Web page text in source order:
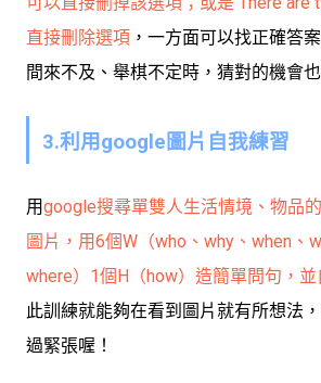
直接刪除選項 ，一方面可以找正確答
間來不及、舉棋不定時，猜對的機會
3.利用google圖片自我練習
用google搜尋單雙人生活情境、物品
圖片，用6個W（who、why、when、
where）1個H（how）造簡單問句，
此訓練就能夠在看到圖片就有所想法
過緊張喔！